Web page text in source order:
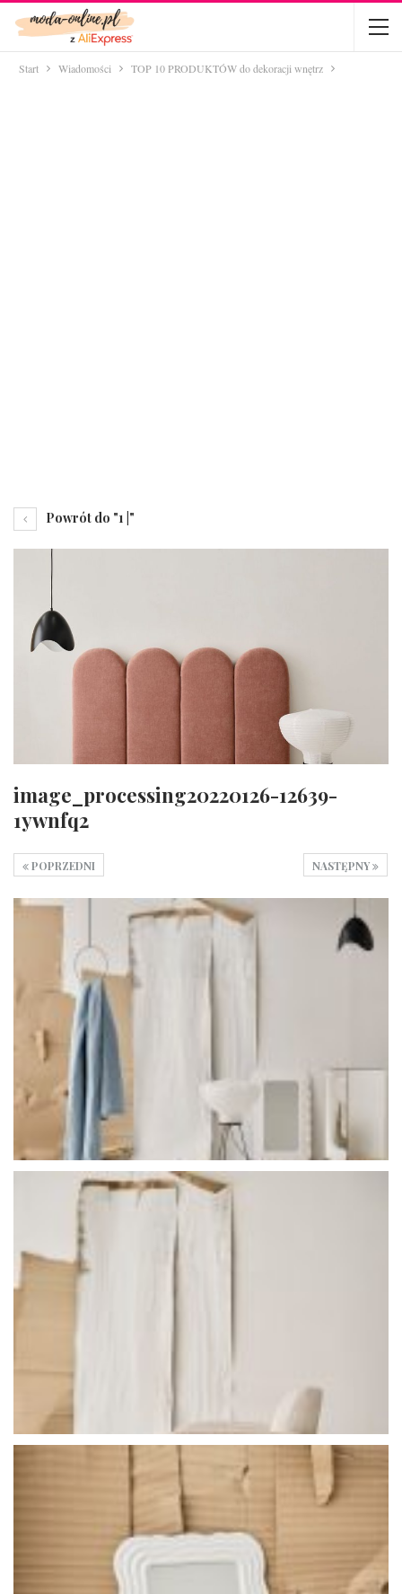
Start Wiadomości TOP 10 PRODUKTÓW do dekoracji wnętrz
Powrót do "1 |"
image_processing20220126-12639-
1ywnfq2
NASTĘPNY
POPRZEDNI